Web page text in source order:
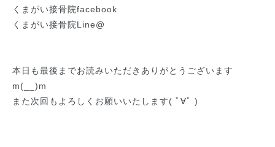
くまがい接骨院facebook
くまがい接骨院Line@
本日も最後までお読みいただきありがとうございます
m(__)m
また次回もよろしくお願いいたします( ﾟ∀ﾟ )